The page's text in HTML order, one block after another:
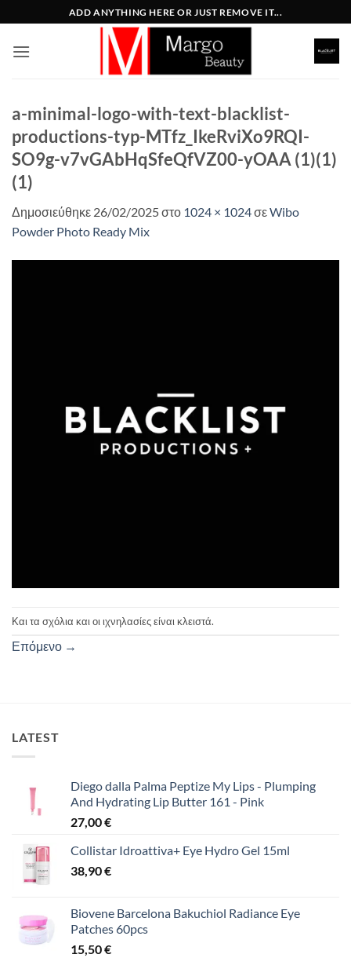
στο
περιεχόμενο
ADD ANYTHING HERE OR JUST REMOVE IT...
a-minimal-logo-with-text-blacklist-
productions-typ-MTfz_IkeRviXo9RQI-
SO9g-v7vGAbHqSfeQfVZ00-yOAA (1)(1)
(1)
Δημοσιεύθηκε 26/02/2025στο 1024 × 1024σεWibo
Powder Photo Ready Mix
Και τα σχόλια και οι ιχνηλασίες είναι κλειστά.
Επόμενο →
LATEST
Diego dalla Palma Peptize My Lips - Plumping
And Hydrating Lip Butter 161 - Pink
27,00€
Collistar Idroattiva+ Eye Hydro Gel 15ml
38,90€
Biovene Barcelona Bakuchiol Radiance Eye
Patches 60pcs
15,50€